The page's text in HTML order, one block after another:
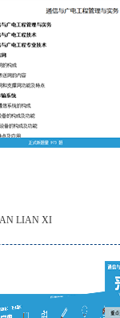
LIAN XI